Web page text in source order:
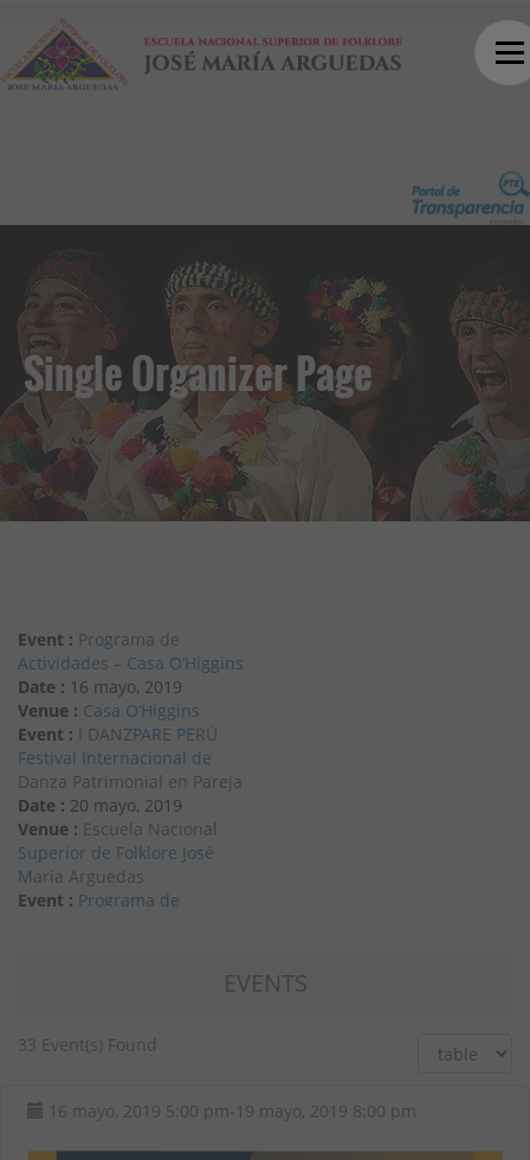
Single Organizer Page
Event : Programa de
Actividades – Casa O’Higgins
Date : 16 mayo, 2019
Venue : Casa O’Higgins
Event : I DANZPARE PERÚ
Festival Internacional de
Danza Patrimonial en Pareja
Date : 20 mayo, 2019
Venue : Escuela Nacional
Superior de Folklore José
María Arguedas
Event : Programa de
Date :30 mayo, 2019
70° ANIVERSARIO
EVENTS
33 Event(s) Found
16 mayo, 2019 5:00 pm-19 mayo, 2019 8:00 pm